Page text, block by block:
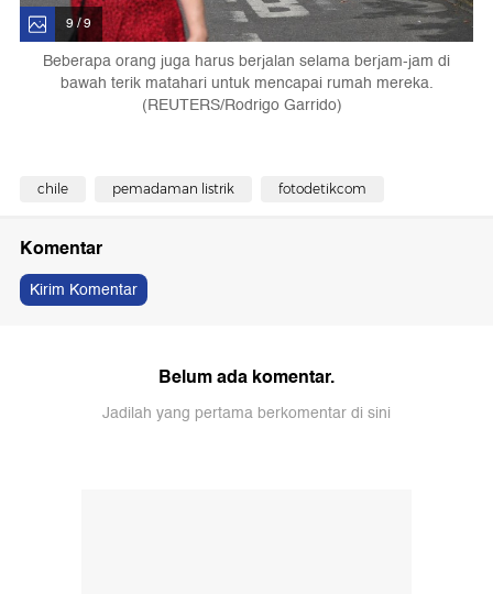
9 / 9
Beberapa orang juga harus berjalan selama berjam-jam di
bawah terik matahari untuk mencapai rumah mereka.
(REUTERS/Rodrigo Garrido)
chile pemadaman listrik fotodetikcom
Komentar
Kirim Komentar
Belum ada komentar.
Jadilah yang pertama berkomentar di sini